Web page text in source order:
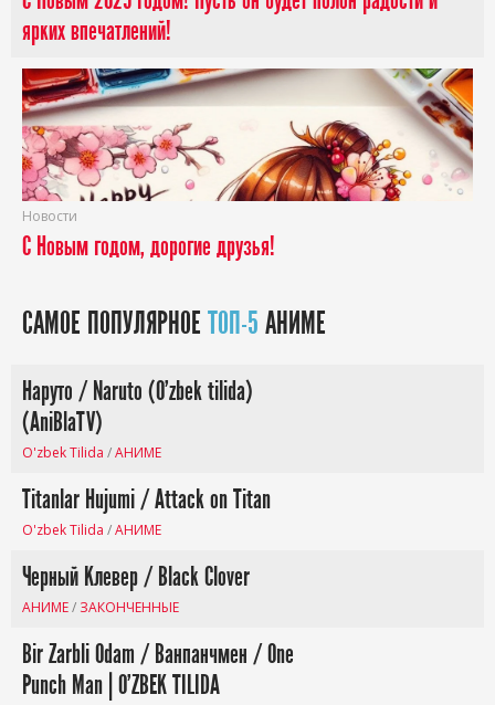
ярких впечатлений!
Новости
С Новым годом, дорогие друзья!
САМОЕ ПОПУЛЯРНОЕ ТОП-5 АНИМЕ
Наруто / Naruto (O'zbek tilida)
(AniBlaTV)
O'zbek Tilida /АНИМЕ
Titanlar Hujumi / Attack on Titan
O'zbek Tilida /АНИМЕ
Черный Клевер / Black Clover
АНИМЕ/ ЗАКОНЧЕННЫЕ
Bir Zarbli Odam / Ванпанчмен / One
Punch Man | O'ZBEK TILIDA